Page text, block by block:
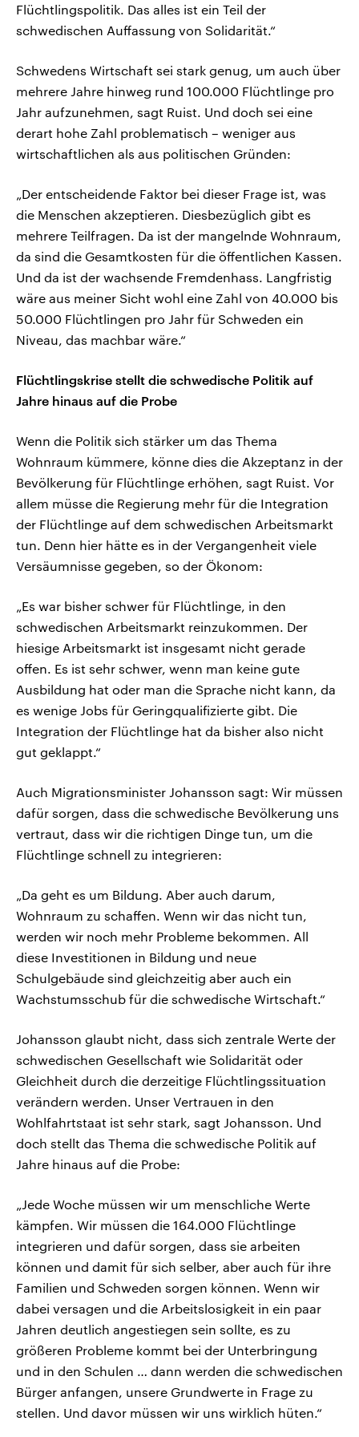
Flüchtlingspolitik. Das alles ist ein Teil der
schwedischen Auffassung von Solidarität.“
Schwedens Wirtschaft sei stark genug, um auch über
mehrere Jahre hinweg rund 100.000 Flüchtlinge pro
Jahr aufzunehmen, sagt Ruist. Und doch sei eine
derart hohe Zahl problematisch – weniger aus
wirtschaftlichen als aus politischen Gründen:
„Der entscheidende Faktor bei dieser Frage ist, was
die Menschen akzeptieren. Diesbezüglich gibt es
mehrere Teilfragen. Da ist der mangelnde Wohnraum,
da sind die Gesamtkosten für die öffentlichen Kassen.
Und da ist der wachsende Fremdenhass. Langfristig
wäre aus meiner Sicht wohl eine Zahl von 40.000 bis
50.000 Flüchtlingen pro Jahr für Schweden ein
Niveau, das machbar wäre.“
Flüchtlingskrise stellt die schwedische Politik auf
Jahre hinaus auf die Probe
Wenn die Politik sich stärker um das Thema
Wohnraum kümmere, könne dies die Akzeptanz in der
Bevölkerung für Flüchtlinge erhöhen, sagt Ruist. Vor
allem müsse die Regierung mehr für die Integration
der Flüchtlinge auf dem schwedischen Arbeitsmarkt
tun. Denn hier hätte es in der Vergangenheit viele
Versäumnisse gegeben, so der Ökonom:
„Es war bisher schwer für Flüchtlinge, in den
schwedischen Arbeitsmarkt reinzukommen. Der
hiesige Arbeitsmarkt ist insgesamt nicht gerade
offen. Es ist sehr schwer, wenn man keine gute
Ausbildung hat oder man die Sprache nicht kann, da
es wenige Jobs für Geringqualifizierte gibt. Die
Integration der Flüchtlinge hat da bisher also nicht
gut geklappt.“
Auch Migrationsminister Johansson sagt: Wir müssen
dafür sorgen, dass die schwedische Bevölkerung uns
vertraut, dass wir die richtigen Dinge tun, um die
Flüchtlinge schnell zu integrieren:
„Da geht es um Bildung. Aber auch darum,
Wohnraum zu schaffen. Wenn wir das nicht tun,
werden wir noch mehr Probleme bekommen. All
diese Investitionen in Bildung und neue
Schulgebäude sind gleichzeitig aber auch ein
Wachstumsschub für die schwedische Wirtschaft.“
Johansson glaubt nicht, dass sich zentrale Werte der
schwedischen Gesellschaft wie Solidarität oder
Gleichheit durch die derzeitige Flüchtlingssituation
verändern werden. Unser Vertrauen in den
Wohlfahrtstaat ist sehr stark, sagt Johansson. Und
doch stellt das Thema die schwedische Politik auf
Jahre hinaus auf die Probe:
„Jede Woche müssen wir um menschliche Werte
kämpfen. Wir müssen die 164.000 Flüchtlinge
integrieren und dafür sorgen, dass sie arbeiten
können und damit für sich selber, aber auch für ihre
Familien und Schweden sorgen können. Wenn wir
dabei versagen und die Arbeitslosigkeit in ein paar
Jahren deutlich angestiegen sein sollte, es zu
größeren Probleme kommt bei der Unterbringung
und in den Schulen … dann werden die schwedischen
Bürger anfangen, unsere Grundwerte in Frage zu
stellen. Und davor müssen wir uns wirklich hüten.“